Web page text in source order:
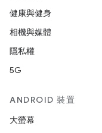
健康與健身
相機與媒體
隱私權
5G
ANDROID 裝置
大螢幕